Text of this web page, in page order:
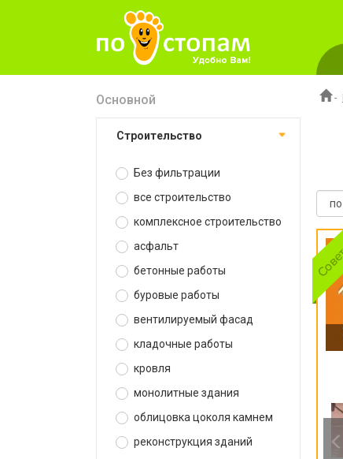
Основной
строительство
Без фильтрации
все строительство
комплексное строительство
асфальт
бетонные работы
буровые работы
вентилируемый фасад
кладочные работы
кровля
монолитные здания
облицовка цоколя камнем
реконструкция зданий
-